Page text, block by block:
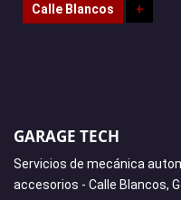
Calle Blancos +
GARAGE TECH
Servicios de mecánica
accesorios - Calle Blancos,